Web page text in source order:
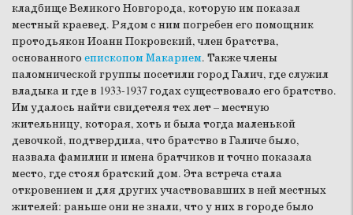
кладбище Великого Новгорода, которую им показал
местный краевед. Рядом с ним погребен его помощник
протодьякон Иоанн Покровский, член братства,
основанного епископом Макарием. Также члены
паломнической группы посетили город Галич, где служил
владыка и где в 1933-1937 годах существовало его братство.
Им удалось найти свидетеля тех лет – местную
жительницу, которая, хоть и была тогда маленькой
девочкой, подтвердила, что братство в Галиче было,
назвала фамилии и имена братчиков и точно показала
место, где стоял братский дом. Эта встреча стала
откровением и для других участвовавших в ней местных
жителей: раньше они не знали, что у них в городе было